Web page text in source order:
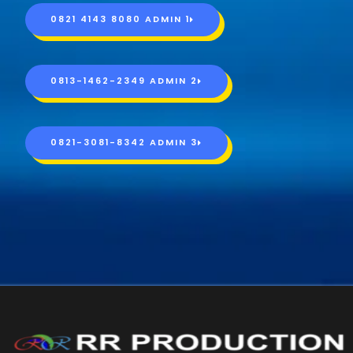
0821 4143 8080 ADMIN 1
0813-1462-2349 ADMIN 2
0821-3081-8342 ADMIN 3